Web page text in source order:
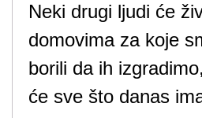
Neki drugi ljudi će
domovima za koje
borili da ih
će sve što danas